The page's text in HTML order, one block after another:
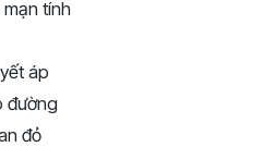
tính
áp
đường
đỏ